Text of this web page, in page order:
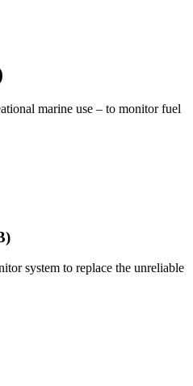
marine use – to monitor fuel
system to replace the unreliable